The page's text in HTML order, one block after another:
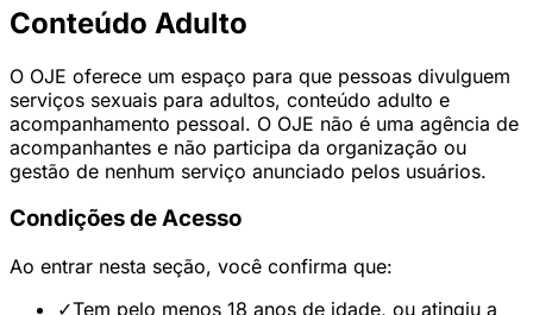
Conteúdo Adulto
O OJE oferece um espaço para que pessoas divulguem
serviços sexuais para adultos, conteúdo adulto e
acompanhamento pessoal. O OJE não é uma agência de
acompanhantes e não participa da organização ou
gestão de nenhum serviço anunciado pelos usuários.
Condições de Acesso
Ao entrar nesta seção, você confirma que:
✓Tem pelo menos 18 anos de idade, ou atingiu a